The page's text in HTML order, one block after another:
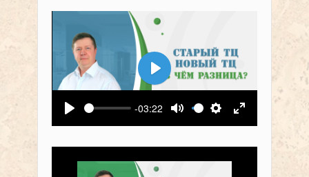
Воспроизвести
-03:22
Выключить звук
Настройки
На весь
Воспроизвести